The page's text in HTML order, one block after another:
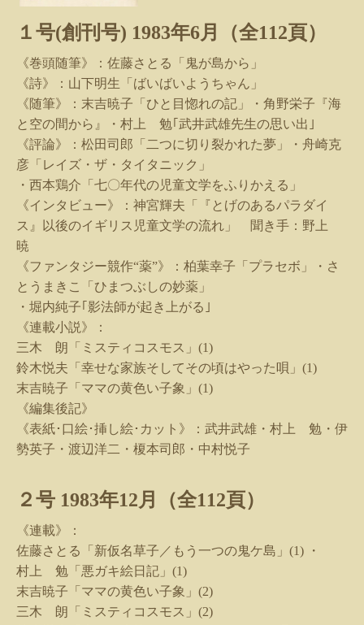
１号(創刊号) 1983年6月（全112 頁）
《巻頭随筆》：佐藤さとる「鬼が島から」
《詩》：山下明生「ばいばいようちゃん」
《随筆》：末吉暁子「ひと目惚れの記」・角野栄子『海
と空の間から』・村上 勉｢武井武雄先生の思い出｣
《評論》：松田司郎「二つに切り裂かれた夢」・舟崎克
彦「レイズ・ザ・タイタニック」
・西本鶏介「七〇年代の児童文学をふりかえる」
《インタビュー》：神宮輝夫「『とげのあるパラダイ
ス』以後のイギリス児童文学の流れ」 聞き手：野上
暁
《ファンタジー競作“薬”》：柏葉幸子「プラセボ」・さ
とうまきこ「ひまつぶしの妙薬」
・堀内純子｢影法師が起き上がる｣
《連載小説》：
三木 朗「ミスティコスモス」 (1)
鈴木悦夫「幸せな家族そしてその頃はやった唄」 (1)
末吉暁子「ママの黄色い子象」 (1)
《編集後記》
《表紙･口絵･挿し絵･カット》：武井武雄・村上 勉・伊
勢英子・渡辺洋二・榎本司郎・中村悦子
２号 1983年12月（全112 頁）
《連載》：
佐藤さとる「新仮名草子／もう一つの鬼ケ島」 (1)
・
村上 勉「悪ガキ絵日記」 (1)
末吉暁子「ママの黄色い子象」 (2)
三木 朗「ミスティコスモス」 (2)